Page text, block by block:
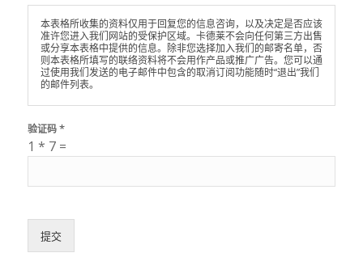
本表格所收集的资料仅用于回复您的信息咨询，以及决定是否应该
准许您进入我们网站的受保护区域。卡德莱不会向任何第三方出售
或分享本表格中提供的信息。除非您选择加入我们的邮寄名单，否
则本表格所填写的联络资料将不会用作产品或推广广告。您可以通
过使用我们发送的电子邮件中包含的取消订阅功能随时“退出”我们
的邮件列表。
验证码*
1 * 7 =
提交